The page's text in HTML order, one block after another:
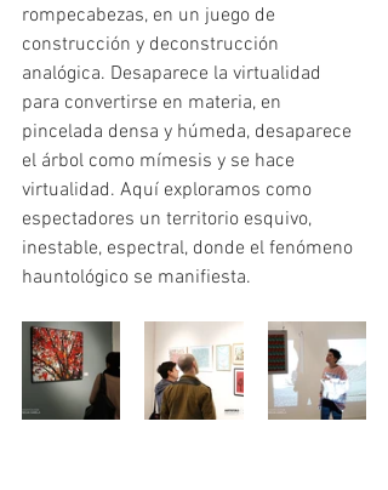
rompecabezas, en un juego de
construcción y deconstrucción
analógica. Desaparece la virtualidad
para convertirse en materia, en
pincelada densa y húmeda, desaparece
el árbol como mímesis y se hace
virtualidad. Aquí exploramos como
espectadores un territorio esquivo,
inestable, espectral, donde el fenómeno
hauntológico se manifiesta.